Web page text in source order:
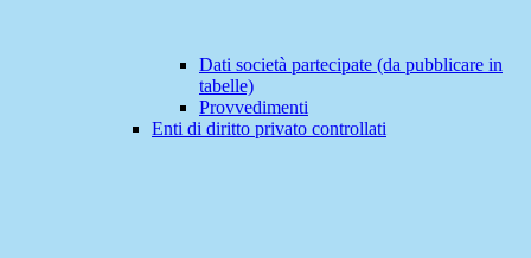
Dati società partecipate (da pubblicare in
tabelle)
Provvedimenti
Enti di diritto privato controllati